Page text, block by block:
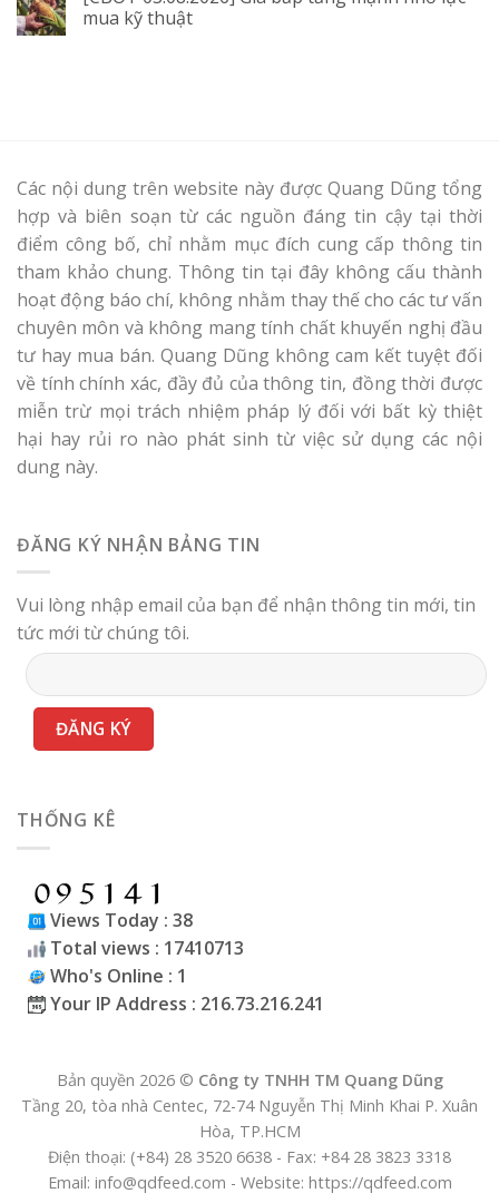
mua kỹ thuật
Các nội dung trên website này được Quang Dũng tổng
hợp và biên soạn từ các nguồn đáng tin cậy tại thời
điểm công bố, chỉ nhằm mục đích cung cấp thông tin
tham khảo chung. Thông tin tại đây không cấu thành
hoạt động báo chí, không nhằm thay thế cho các tư vấn
chuyên môn và không mang tính chất khuyến nghị đầu
tư hay mua bán. Quang Dũng không cam kết tuyệt đối
về tính chính xác, đầy đủ của thông tin, đồng thời được
miễn trừ mọi trách nhiệm pháp lý đối với bất kỳ thiệt
hại hay rủi ro nào phát sinh từ việc sử dụng các nội
dung này.
ĐĂNG KÝ NHẬN BẢNG TIN
Vui lòng nhập email của bạn để nhận thông tin mới, tin
tức mới từ chúng tôi.
THỐNG KÊ
Views Today : 38
Total views : 17410713
Who's Online : 1
Your IP Address : 216.73.216.241
Bản quyền 2026 © Công ty TNHH TM Quang Dũng
Tầng 20, tòa nhà Centec, 72-74 Nguyễn Thị Minh Khai P. Xuân
Hòa, TP.HCM
Điện thoại: (+84) 28 3520 6638 - Fax: +84 28 3823 3318
Email: info@qdfeed.com - Website: https://qdfeed.com